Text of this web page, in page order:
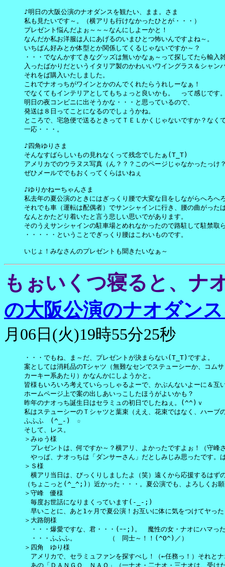
♪明日の大阪公演のナオダンスを観たい、まま。さま
私も見たいです～。（横アリも行けなかったひとが・・・）
プレゼント悩んだよぉ～～～なんにしよーかと！
なんだか私お洋服は人にあげるのいまひとつ怖いんですよね～。
いちばん好みとか体型とか関係してくるじゃないですか～？
・・・でなんかすてきなグッズは無いかなぁ～って探してたら輸入
入ったばかりだというイタリア製のかわいいワイングラス＆シャン
それをば購入いたしました。
これでナオっちがワインとかのんでくれたらうれしーなぁ！
でなくてもインテリアとしてもちょっと良いかも。　って感じです
明日の夜コンビニに出そうかな・・・と思っているので、
発送は８日ってことになるのでしょうかね。
ところで、宅急便で送るときってＴＥＬかくじゃないですか？なく
一応・・・。
♪四角ゆりさま
そんなすばらしいもの見れなくって残念でしたぁ(T_T)
アメリカでのウラヌス写真（ん？？？このページじゃなかったっけ
ぜひメールででもおくってくらはいねぇ
♪ゆりかねーちゃんさま
私去年の夏公演のときにはぎっくり腰で大変な目をしながらへろへ
それでも車（運転は配偶者）でサンシャインに行き、腰の曲がった
なんとかたどり着いたと言う悲しい思いでがあります。
そのうえサンシャインの駐車場とめれなかったので路駐して駐禁取
・・・・・ということでぎっくり腰はこわいものです。
いじょ！みなさんのプレゼントも聞きたいなぁ～
もぉいくつ寝ると、ナ
の大阪公演のナオダン
月06日(火)19時55分25秒
・・・でもね、ま～だ、プレゼントが決まらない(T_T)ですよ。
案としては消耗品のTシャツ（無難なセンでステューシーか、コム
カーキー系あたり）かなんかにしようかと。
皆様もいろいろ考えていらっしゃるよーで、かぶんないよーに＆互
ホームページ上で案の出しあいっこしたほうがよいかも？
昨年のナオっち誕生日はセラミュの初日でしたねぇ。(^^)ｖ
私はステューシーのＴシャツと葉束（ええ、花束ではなく、ハーブ
ふふふ　(^_-)　☆
そして、レス。
＞みゅう様
プレゼントは、何ですか～？横アリ、よかったですよぉ！（守峰
やっぱ、ナオっちは「ダンサーさん」だとしみじみ思ったです。
＞Ｓ様
横アリ当日は、びっくりしましたよ（笑）遠くから応援するはず
（ちょこっと(^_^;)）近かった・・・。夏公演でも、よろしくお
＞守峰　優様
毎度お世話になりまくっています(-_-;)ゞ
早いことに、あと1ヶ月で夏公演！お互いに体に気をつけてヤっ
＞大路朗様
・・・爆愛ですな、君・・・(ｰｰ;)。　魔性の女・ナオにハマっ
・・・ふふふ。　　　　　（　同士～！！(^O^)／）
＞四角　ゆり様
アメリカで、セラミュファンを探すべし！（←任務っ！）それと
あの「ＤＡＮＧＯ　ＮＡＯ」（一ナオ・二ナオ・三ナオは、受